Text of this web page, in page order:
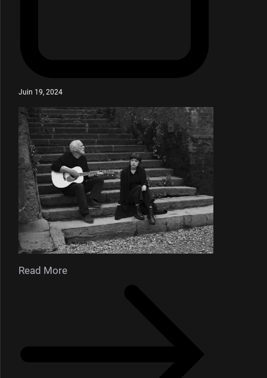
Juin 19, 2024
Read More